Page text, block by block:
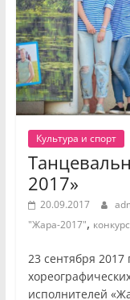
Культура и спорт
2017»
20.09.2017
"Жара-2017", конкурс
23 сентября 2017
исполнителей